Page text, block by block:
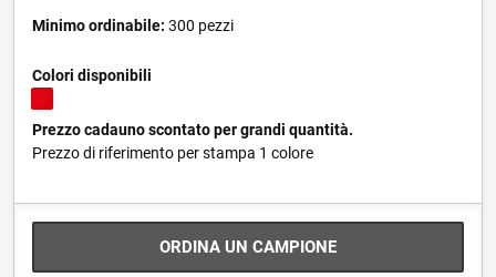
Minimo ordinabile: 300 pezzi
Colori disponibili
Prezzo cadauno scontato per grandi quantità.
Prezzo di riferimento per stampa 1 colore
ORDINA UN CAMPIONE